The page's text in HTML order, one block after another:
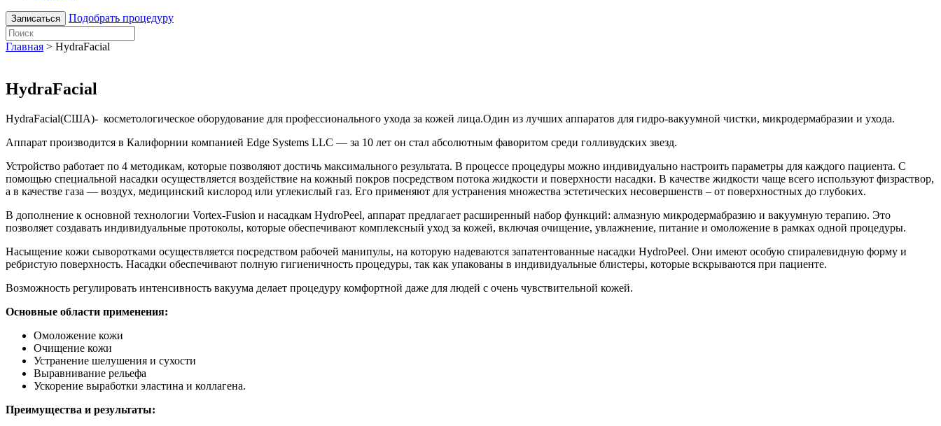
Записаться Подобрать процедуру
Главная > HydraFacial
HydraFacial
HydraFacial(США)- косметологическое оборудование для профессионального ухода за кожей лица.Один из лучших аппаратов для гидро-вакуумной чистки, микродермабразии и ухода.
Аппарат производится в Калифорнии компанией Edge Systems LLC — за 10 лет он стал абсолютным фаворитом среди голливудских звезд.
Устройство работает по 4 методикам, которые позволяют достичь максимального результата. В процессе процедуры можно индивидуально настроить параметры для каждого пациента. С
помощью специальной насадки осуществляется воздействие на кожный покров посредством потока жидкости и поверхности насадки. В качестве жидкости чаще всего используют физраствор,
а в качест­ве газа — воздух, медицинский кислород или углекислый газ. Его применяют для устранения множества эстетических несовершенств – от поверхностных до глубоких.
В дополнение к основной технологии Vortex-Fusion и насадкам HydroPeel, аппарат предлагает расширенный набор функций: алмазную микродермабразию и вакуумную терапию. Это
позволяет создавать индивидуальные протоколы, которые обеспечивают комплексный уход за кожей, включая очищение, увлажнение, питание и омоложение в рамках одной процедуры.
Насыщение кожи сыворотками осуществляется посредством рабочей манипулы, на которую надеваются запатентованные насадки HydroPeel. Они имеют особую спиралевидную форму и
ребристую поверхность. Насадки обеспечивают полную гигиеничность процедуры, так как упакованы в индивидуальные блистеры, которые вскрываются при пациенте.
Возможность регулировать интенсивность вакуума делает процедуру комфортной даже для людей с очень чувствительной кожей.
Основные области применения:
Омоложение кожи
Очищение кожи
Устранение шелушения и сухости
Выравнивание рельефа
Ускорение выработки эластина и коллагена.
Преимущества и результаты: